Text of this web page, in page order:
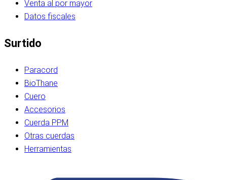
Venta al por mayor
Datos fiscales
Surtido
Paracord
BioThane
Cuero
Accesorios
Cuerda PPM
Otras cuerdas
Herramientas